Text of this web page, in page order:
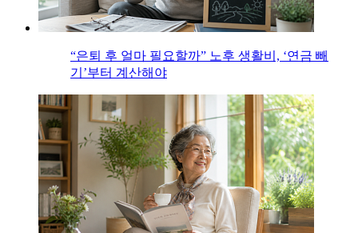
“은퇴 후 얼마 필요할까” 노후 생활비, ‘연금 빼
기’부터 계산해야